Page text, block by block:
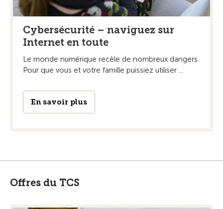
Cybersécurité – naviguez sur
Internet en toute
Le monde numérique recèle de nombreux dangers.
Pour que vous et votre famille puissiez utiliser ...
En savoir plus
Offres du TCS